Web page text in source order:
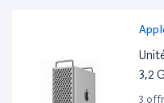
3,2
3